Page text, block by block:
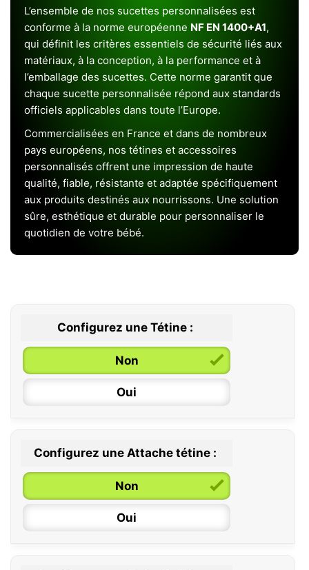
L’ensemble de nos sucettes personnalisées est
conforme à la norme européenne NF EN 1400+A1,
qui définit les critères essentiels de sécurité liés aux
matériaux, à la conception, à la performance et à
l’emballage des sucettes. Cette norme garantit que
chaque sucette personnalisée répond aux standards
officiels applicables dans toute l’Europe.
Commercialisées en France et dans de nombreux
pays européens, nos tétines et accessoires
personnalisés offrent une impression de haute
qualité, fiable, résistante et adaptée spécifiquement
aux produits destinés aux nourrissons. Une solution
sûre, esthétique et durable pour personnaliser le
quotidien de votre bébé.
Configurez une Tétine :
Non
Oui
0 / 6 mois
6 / 36 mois
Configurez une Attache tétine :
Non
Oui